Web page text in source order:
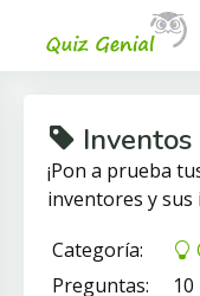
Inventos
¡Pon a prueba
inventores y sus
Categoría:
Preguntas:
10